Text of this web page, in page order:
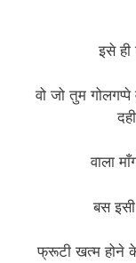
इसे ही
वो जो तुम
वाला
बस
फ्रूटी खत्म होने